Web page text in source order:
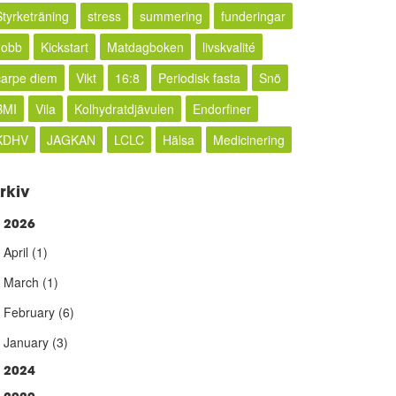
stress summering
funderingar
Kickstart Matdagboken
livskvalité
diem
Vikt 16:8 Periodisk fasta
Snö
Vila Kolhydratdjävulen
Endorfiner
JAGKAN LCLC Hälsa Medicinering
2026
April (1)
March (1)
February (6)
January (3)
2024